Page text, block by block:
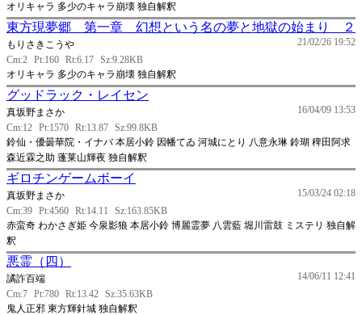
オリキャラ 多少のキャラ崩壊 独自解釈
東方現夢郷 第一章 幻想という名の夢と地獄の始まり ２
21/02/26 19:52
もりさきこうや
Cm:2 Pt:160 Rt:6.17 Sz:9.28KB
オリキャラ 多少のキャラ崩壊 独自解釈
グッドラック・レイセン
16/04/09 13:53
真坂野まさか
Cm:12 Pt:1570 Rt:13.87 Sz:99.8KB
鈴仙・優曇華院・イナバ 本居小鈴 因幡てゐ 河城にとり 八意永琳 鈴瑚 稗田阿求
森近霖之助 蓬莱山輝夜 独自解釈
ギロチンゲームボーイ
15/03/24 02:18
真坂野まさか
Cm:39 Pt:4560 Rt:14.11
Sz:163.85KB
赤蛮奇 わかさぎ姫 今泉影狼 本居小鈴 博麗霊夢 八雲藍 堀川雷鼓 ミステリ 独自解
釈
悪霊（四）
14/06/11 12:41
譎詐百端
Cm:7 Pt:780 Rt:13.42 Sz:35.63KB
鬼人正邪 東方輝針城 独自解釈